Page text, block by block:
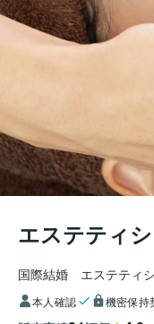
エステティ
国際結婚　エステティ
本人確認 機密保持